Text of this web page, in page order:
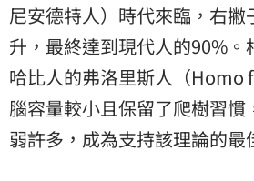
尼安德特人）時代來臨，右撇
升，最終達到現代人的90%
哈比人的弗洛里斯人（Homo
腦容量較小且保留了爬樹習
弱許多，成為支持該理論的最